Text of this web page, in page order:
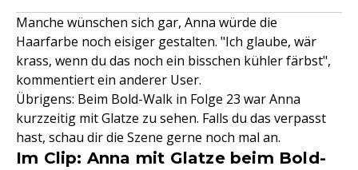
Manche wünschen sich gar, Anna würde die
Haarfarbe noch eisiger gestalten. "Ich glaube, wär
krass, wenn du das noch ein bisschen kühler färbst",
kommentiert ein anderer User.
Übrigens: Beim Bold-Walk in Folge 23 war Anna
kurzzeitig mit Glatze zu sehen. Falls du das verpasst
hast, schau dir die Szene gerne noch mal an.
Im Clip: Anna mit Glatze beim Bold-